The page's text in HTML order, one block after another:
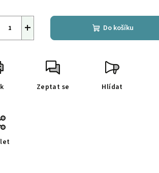
+ Do košíku
Zeptat se Hlídat